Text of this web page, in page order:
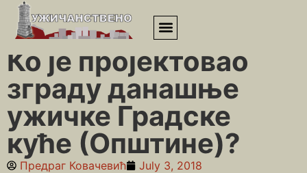
Почетна»Неимарство»Ко је пројектовао зграду данашње
ужичке Градске куће (Општине)?
Ко је пројектовао
зграду данашње
ужичке Градске
куће (Општине)?
Предраг Ковачевић July 3, 2018